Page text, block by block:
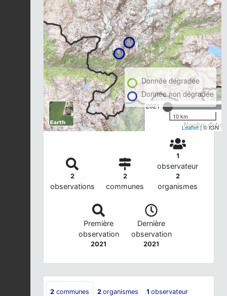
2021
Nombre
Donnée dégradée
Donnée non dégradée
10 km
Leaflet| © IGN
2
observations
2
communes
1
observateur
2
organismes
Première
observation
2021
Dernière
observation
2021
2 communes 2 organismes 1 observateur